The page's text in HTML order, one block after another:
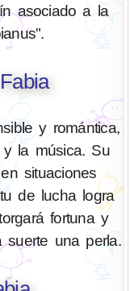
asociado a la
y romántica,
la música. Su
situaciones
de lucha logra
fortuna y
suerte una perla.